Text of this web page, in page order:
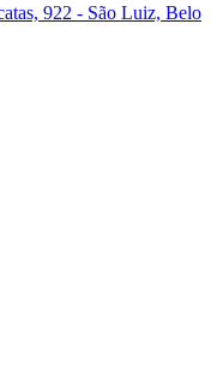
922 - São Luiz, Belo